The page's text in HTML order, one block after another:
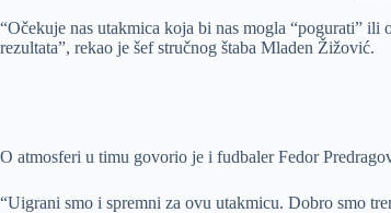
“Očekuje nas utakmica koja bi nas mogla “pogurati”
rezultata”, rekao je šef stručnog štaba Mladen Žižović.
O atmosferi u timu govorio je i fudbaler Fedor
“Uigrani smo i spremni za ovu utakmicu. Dobro smo